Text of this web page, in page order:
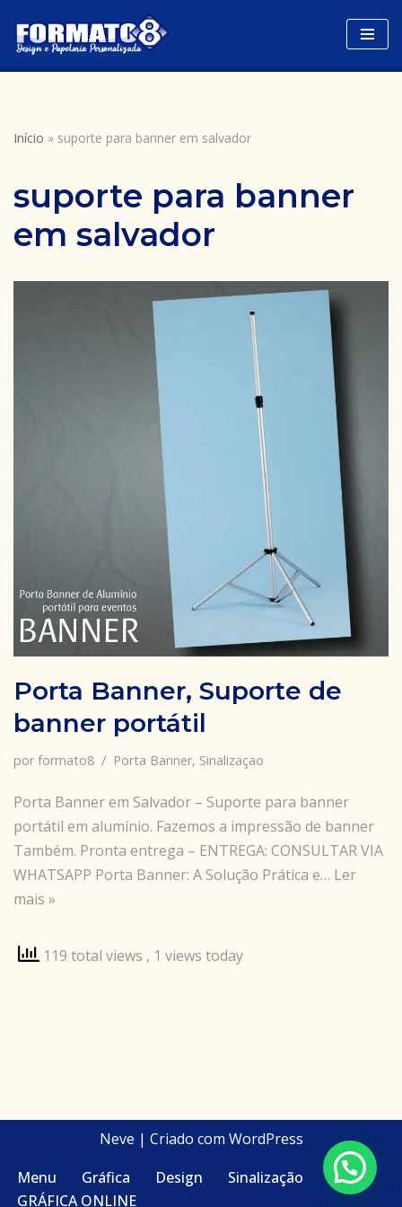
Avançar
para
Início » suporte para banner em salvador
suporte para banner
em salvador
Porta Banner, Suporte de
banner portátil
por formato8 Porta Banner, Sinalizaçao
Porta Banner em Salvador – Suporte para banner
portátil em alumínio. Fazemos a impressão de banner
Também. Pronta entrega – ENTREGA: CONSULTAR VIA
WHATSAPP Porta Banner: A Solução Prática e… Ler
mais »
119 total views , 1 views today
Neve | Criado com WordPress
Menu
Gráfica Design
Sinalização
GRÁFICA ONLINE